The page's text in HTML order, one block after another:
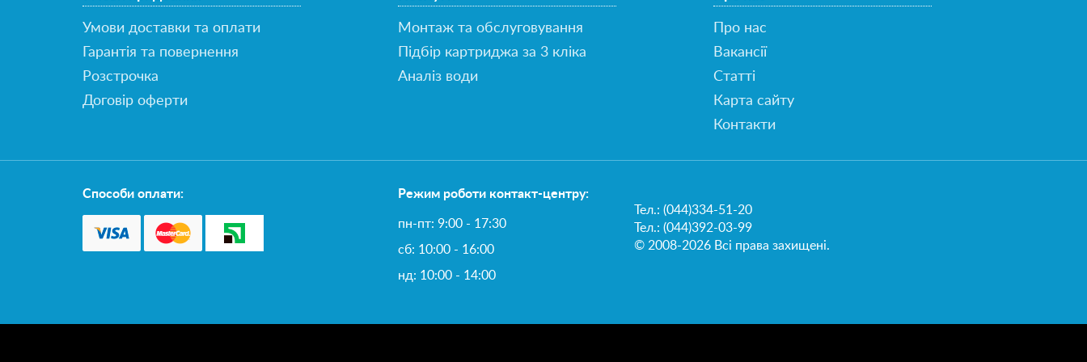
Умови доставки та оплати
Гарантія та повернення
Розстрочка
Договір оферти
Монтаж та обслуговування
Підбір картриджа за 3 кліка
Аналіз води
Про нас
Вакансії
Статті
Карта сайту
Контакти
Способи оплати: Режим роботи контакт-центру:
пн-пт: 9:00 - 17:30
сб: 10:00 - 16:00
нд: 10:00 - 14:00
Тел.:(044)334-51-20
Тел.: (044)392-03-99
© 2008-2026 Всі права захищені.